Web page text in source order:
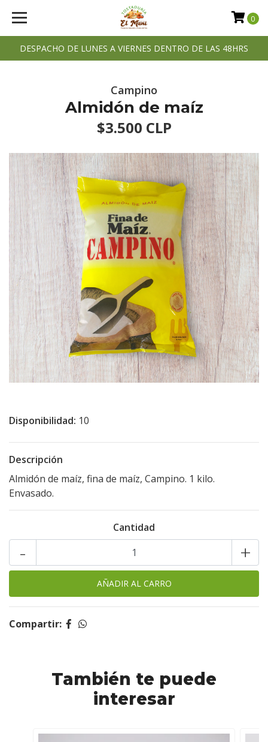
DESPACHO DE LUNES A VIERNES DENTRO DE LAS 48HRS
0
Campino
Almidón de maíz
$3.500 CLP
Disponibilidad: 10
Descripción
Almidón de maíz, fina de maíz, Campino. 1 kilo.
Envasado.
Cantidad
+
-
Compartir:
También te puede
interesar